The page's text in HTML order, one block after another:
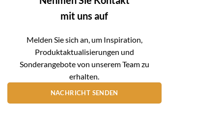
mit uns auf
Melden Sie sich an, um Inspiration,
Produktaktualisierungen und
Sonderangebote von unserem Team zu
erhalten.
NACHRICHT SENDEN